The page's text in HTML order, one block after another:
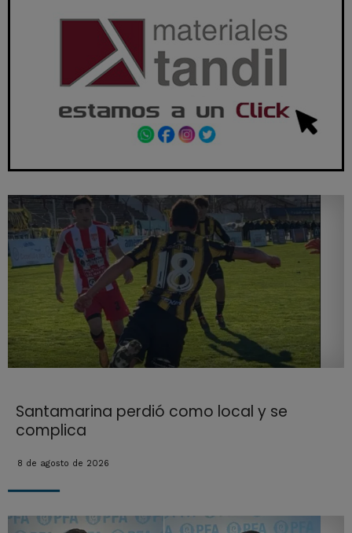
Santamarina perdió como local y se
complica
8 de agosto de 2026